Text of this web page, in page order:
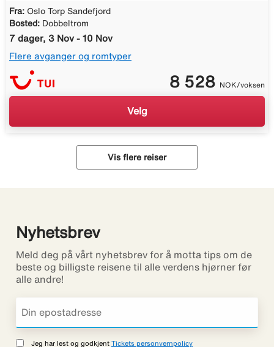
Fra: Oslo Torp Sandefjord
Bosted: Dobbeltrom
7 dager, 3 Nov - 10 Nov
Flere avganger og romtyper
8 528 NOK/voksen
Velg
Vis flere reiser
Nyhetsbrev
Meld deg på vårt nyhetsbrev for å motta tips om de
beste og billigste reisene til alle verdens hjørner før
alle andre!
Jeg har lest og godkjent Tickets personvernpolicy